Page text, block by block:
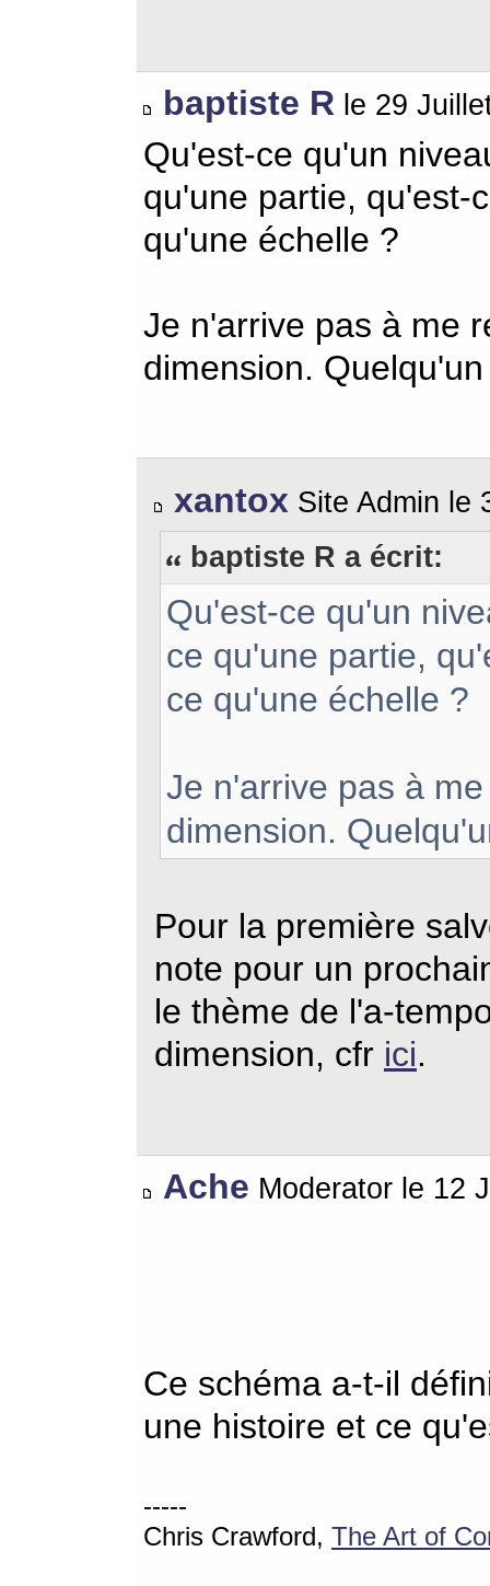
baptiste R le 29
Qu'est-ce qu'un
qu'une partie, qu'est-
qu'une échelle ?
Je n'arrive pas à me
dimension.
xantox Site Admin le
baptiste R a écrit:
Qu'est-ce qu'un
ce qu'une partie,
ce qu'une échelle ?
Je n'arrive pas à
dimension.
Pour la première
note pour un
le thème de l'a-
dimension, cfr ici.
Ache Moderator le 12
Ce schéma a-t-il
une histoire et ce
-----
Chris Crawford, The Art of